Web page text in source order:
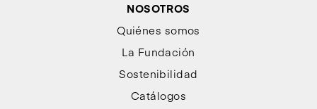
NOSOTROS
Quiénes somos
La Fundación
Sostenibilidad
Catálogos